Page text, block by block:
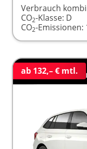
Verbrauch
CO2-Klasse: D
CO2-Emissionen:
ab 132,– € mtl.